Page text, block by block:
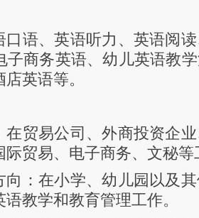
口语、英语听力、英语阅
子商务英语、幼儿英语教
英语等。
在贸易公司、外商投资企
际贸易、电子商务、文秘等
向：在小学、幼儿园以及
教学和教育管理工作。